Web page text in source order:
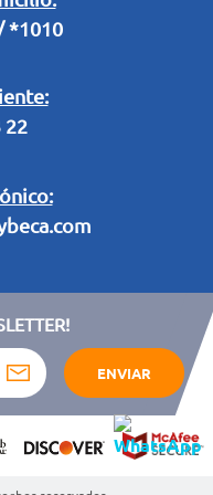
*1010
22
de fútbol "Tu ídolo"
ENVIAR